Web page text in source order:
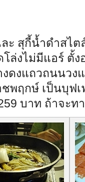
สุกี้น้ำดำสไต
โล่งไม่มีแอร์ ตั้
ดงแถวถนนวง
พฤกษ์ เป็นบุฟเ
บาท ถ้าจะ